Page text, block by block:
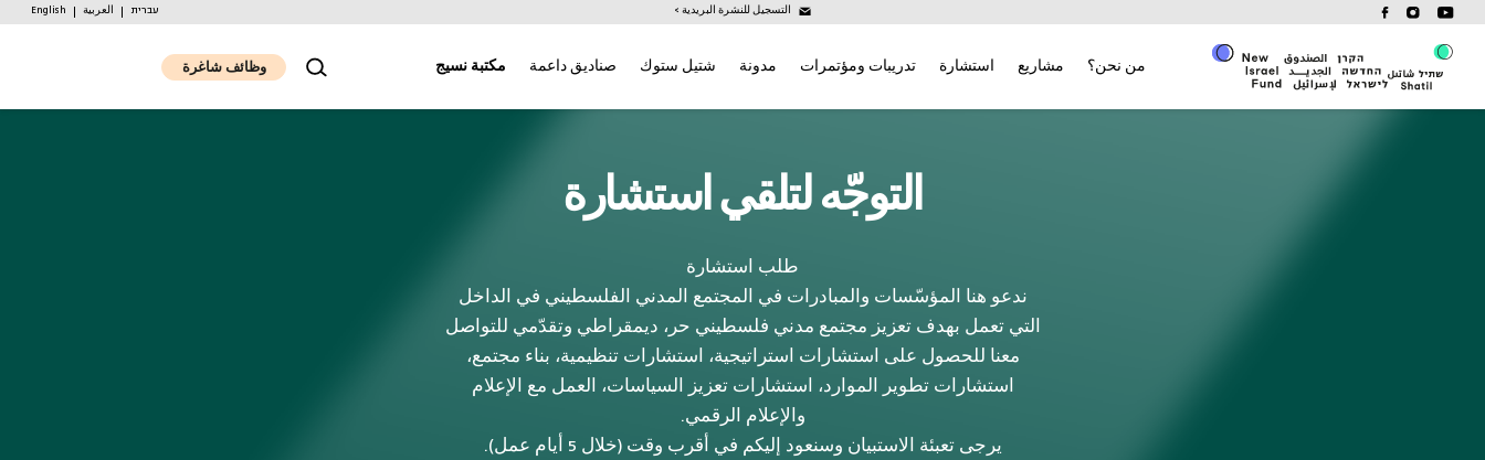
content
التسجيل للنشرة البريدية > עברית العربية English
من نحن؟ مشاريع استشارة تدريبات ومؤتمرات مدونة شتيل ستوك صناديق داعمة مكتبة نسيج وظائف شاغرة
التوجّه لتلقي استشارة
طلب استشارة
ندعو هنا المؤسّسات والمبادرات في المجتمع المدني الفلسطيني في الداخل
التي تعمل بهدف تعزيز مجتمع مدني فلسطيني حر، ديمقراطي وتقدّمي للتواصل
معنا للحصول على استشارات استراتيجية، استشارات تنظيمية، بناء مجتمع،
استشارات تطوير الموارد، استشارات تعزيز السياسات، العمل مع الإعلام
والإعلام الرقمي.
يرجى تعبئة الاستبيان وسنعود إليكم في أقرب وقت (خلال 5 أيام عمل).